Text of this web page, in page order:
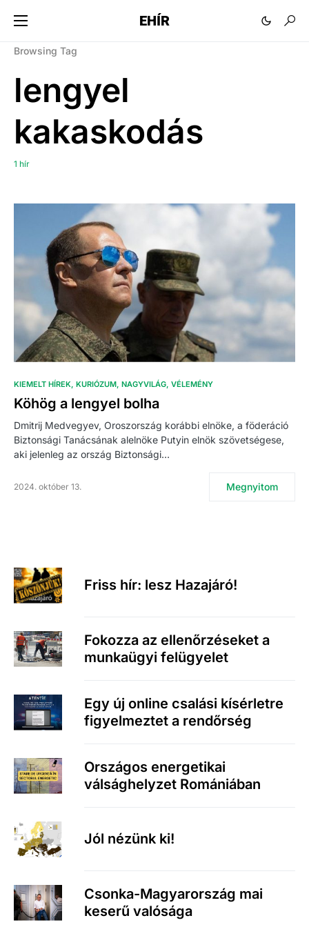
EHÍR
Browsing Tag
lengyel
kakaskodás
1 hír
KIEMELT HÍREK KURIÓZUM NAGYVILÁG VÉLEMÉNY
Köhög a lengyel bolha
Dmitrij Medvegyev, Oroszország korábbi elnöke, a föderáció
Biztonsági Tanácsának alelnöke Putyin elnök szövetségese,
aki jelenleg az ország Biztonsági…
2024. október 13. Megnyitom
Friss hír: lesz Hazajáró!
Fokozza az ellenőrzéseket a
munkaügyi felügyelet
Egy új online csalási kísérletre
figyelmeztet a rendőrség
Országos energetikai
válsághelyzet Romániában
Jól nézünk ki!
Csonka-Magyarország mai
keserű valósága